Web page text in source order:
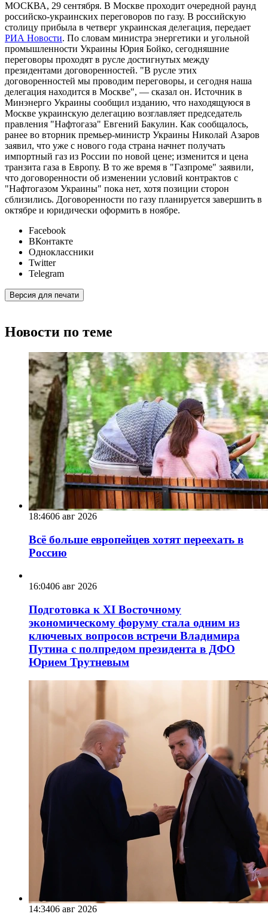
МОСКВА, 29 сентября. В Москве проходит очередной раунд
российско-украинских переговоров по газу. В российскую
столицу прибыла в четверг украинская делегация, передает
РИА Новости. По словам министра энергетики и угольной
промышленности Украины Юрия Бойко, сегодняшние
переговоры проходят в русле достигнутых между
президентами договоренностей. "В русле этих
договоренностей мы проводим переговоры, и сегодня наша
делегация находится в Москве", — сказал он. Источник в
Минэнерго Украины сообщил изданию, что находящуюся в
Москве украинскую делегацию возглавляет председатель
правления "Нафтогаза" Евгений Бакулин. Как сообщалось,
ранее во вторник премьер-министр Украины Николай Азаров
заявил, что уже с нового года страна начнет получать
импортный газ из России по новой цене; изменится и цена
транзита газа в Европу. В то же время в "Газпроме" заявили,
что договоренности об изменении условий контрактов с
"Нафтогазом Украины" пока нет, хотя позиции сторон
сблизились. Договоренности по газу планируется завершить в
октябре и юридически оформить в ноябре.
Facebook
ВКонтакте
Одноклассники
Twitter
Telegram
Версия для печати
Новости по теме
18:4606 авг 2026
Всё больше европейцев хотят переехать в
Россию
16:0406 авг 2026
Подготовка к XI Восточному
экономическому форуму стала одним из
ключевых вопросов встречи Владимира
Путина с полпредом президента в ДФО
Юрием Трутневым
14:3406 авг 2026